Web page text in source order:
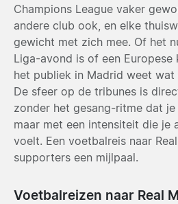
Champions League vaker
andere club ook, en elke
gewicht met zich mee. Of het
Liga-avond is of een
het publiek in Madrid weet
De sfeer op de tribunes is
zonder het gesang-ritme dat je
maar met een intensiteit die je
voelt. Een voetbalreis naar
supporters een mijlpaal.
Voetbalreizen naar Real